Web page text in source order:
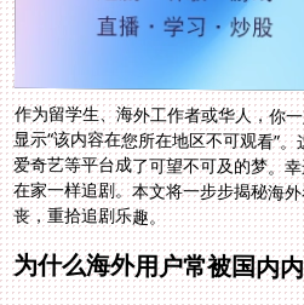
作为留学生、海外工作者或华人，你
显示“该内容在您所在地区不可观看”
爱奇艺等平台成了可望不可及的梦。
在家一样追剧。本文将一步步揭秘海
丧，重拾追剧乐趣。
为什么海外用户常被国内